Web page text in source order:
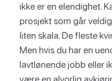
ikke er en elendighet.
prosjekt som går
liten skala. De fleste
Men hvis du har en
lavtlønende jobb eller